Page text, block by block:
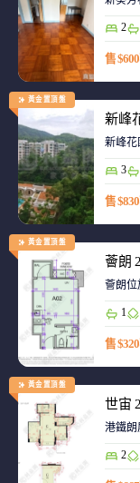
2
售
黃金置頂盤
新峰
新峰花
3
售
黃金置頂盤
薈朗
薈朗位
1
售
黃金置頂盤
世宙
港鐵朗
2